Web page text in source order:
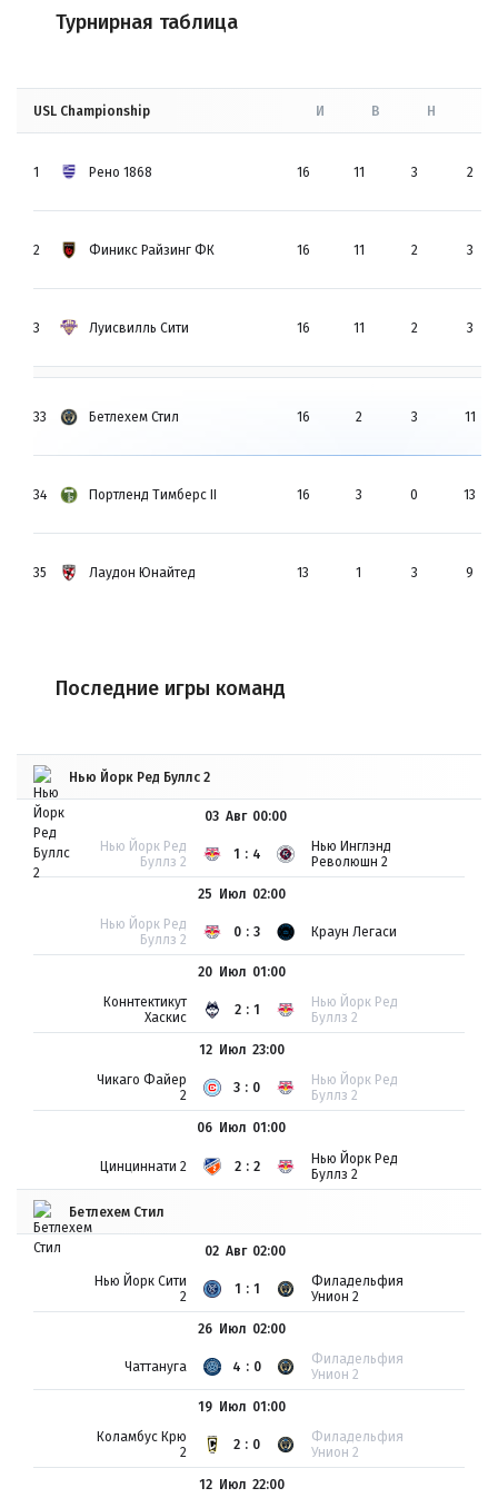
Турнирная таблица
USL Championship И В Н
1 Рено 1868 16 11 3 2
2 Финикс Райзинг ФК 16 11 2 3
3 Луисвилль Сити 16 11 2 3
33 Бетлехем Стил 16 2 3 11
34 Портленд Тимберс II 16 3 0 13
35 Лаудон Юнайтед 13 1 3 9
Последние игры команд
Нью Йорк Ред Буллс 2
03 Авг
Нью Йорк Ред
Буллз 2
1:4
Нью Инглэнд
Революшн 2
00:00
25 Июл
Нью Йорк Ред
Буллз 2
0:3 Краун Легаси
02:00
20 Июл
Коннтектикут
Хаскис
2:1
Нью Йорк Ред
Буллз 2
01:00
12 Июл
Чикаго Файер
2
3:0
Нью Йорк Ред
Буллз 2
23:00
06 Июл
Цинциннати 2 2:2
Нью Йорк Ред
Буллз 2
01:00
Бетлехем Стил
02 Авг
Нью Йорк Сити
2
1:1
Филадельфия
Унион 2
02:00
26 Июл
Чаттануга 4:0
Филадельфия
Унион 2
02:00
19 Июл
Коламбус Крю
2
2:0
Филадельфия
Унион 2
01:00
12 Июл 22:00